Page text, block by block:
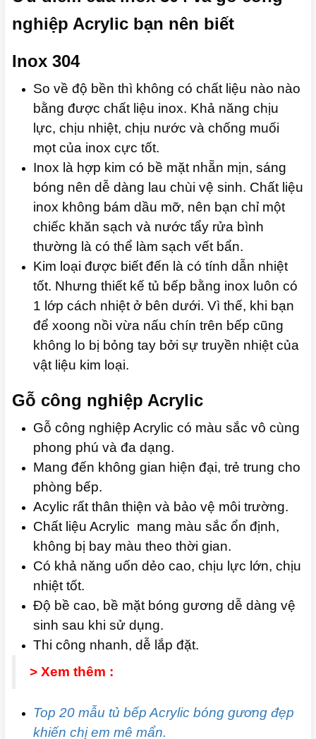
nghiệp Acrylic bạn nên biết
Inox 304
So về độ bền thì không có chất liệu nào nào
bằng được chất liệu inox. Khả năng chịu
lực, chịu nhiệt, chịu nước và chống muối
mọt của inox cực tốt.
Inox là hợp kim có bề mặt nhẵn mịn, sáng
bóng nên dễ dàng lau chùi vệ sinh. Chất liệu
inox không bám dầu mỡ, nên bạn chỉ một
chiếc khăn sạch và nước tẩy rửa bình
thường là có thể làm sạch vết bẩn.
Kim loại được biết đến là có tính dẫn nhiệt
tốt. Nhưng thiết kế tủ bếp bằng inox luôn có
1 lớp cách nhiệt ở bên dưới. Vì thế, khi bạn
để xoong nồi vừa nấu chín trên bếp cũng
không lo bị bỏng tay bởi sự truyền nhiệt của
vật liệu kim loại.
Gỗ công nghiệp Acrylic
Gỗ công nghiệp Acrylic có màu sắc vô cùng
phong phú và đa dạng.
Mang đến không gian hiện đại, trẻ trung cho
phòng bếp.
Acylic rất thân thiện và bảo vệ môi trường.
Chất liệu Acrylic mang màu sắc ổn định,
không bị bay màu theo thời gian.
Có khả năng uốn dẻo cao, chịu lực lớn, chịu
nhiệt tốt.
Độ bề cao, bề mặt bóng gương dễ dàng vệ
sinh sau khi sử dụng.
Thi công nhanh, dễ lắp đặt.
> Xem thêm :
Top 20 mẫu tủ bếp Acrylic bóng gương đẹp
khiến chị em mê mẩn.